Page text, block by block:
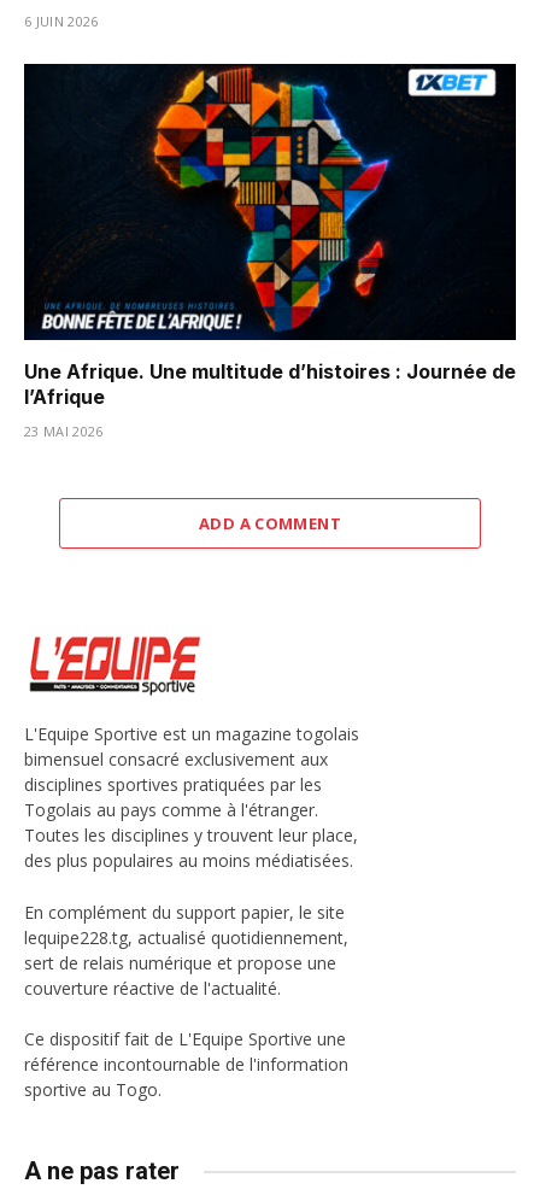
6 JUIN 2026
Une Afrique. Une multitude d’histoires : Journée de
l’Afrique
23 MAI 2026
ADD A COMMENT
L'Equipe Sportive est un magazine togolais
bimensuel consacré exclusivement aux
disciplines sportives pratiquées par les
Togolais au pays comme à l'étranger.
Toutes les disciplines y trouvent leur place,
des plus populaires au moins médiatisées.
En complément du support papier, le site
lequipe228.tg, actualisé quotidiennement,
sert de relais numérique et propose une
couverture réactive de l'actualité.
Ce dispositif fait de L'Equipe Sportive une
référence incontournable de l'information
sportive au Togo.
A ne pas rater